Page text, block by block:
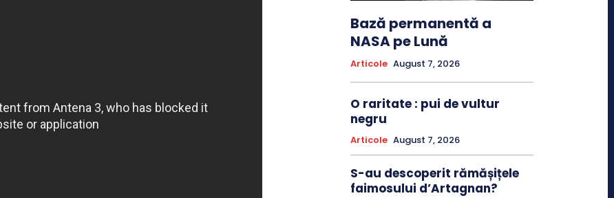
Bază permanentă a
NASA pe Lună
Articole August 7, 2026
O raritate : pui de vultur
negru
Articole August 7, 2026
S-au descoperit rămășițele
faimosului d’Artagnan?